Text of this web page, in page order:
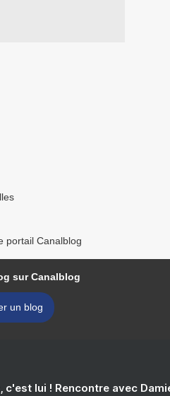
portail Canalblog
sur Canalblog
un blog
lui ! Rencontre avec